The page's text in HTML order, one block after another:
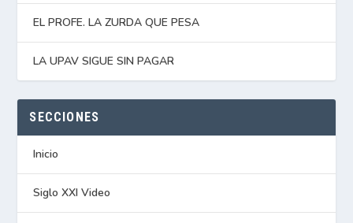
EL PROFE. LA ZURDA QUE PESA
LA UPAV SIGUE SIN PAGAR
SECCIONES
Inicio
Siglo XXI Video